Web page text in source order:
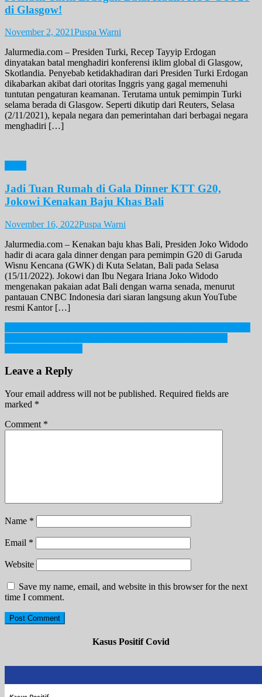
di Glasgow!
November 2, 2021Puspa Warni
Jalurmedia.com – Presiden Turki, Recep Tayyip Erdogan
dinyatakan batal menghadiri konferensi iklim global di Glasgow,
Skotlandia. Penyebab ketidakhadiran dari Presiden Turki Erdogan
dikabarkan akibat dari otoritas Inggris yang gagal memenuhi
tuntutan pengaturan keamanan. Terutama untuk pemimpin Turki
selama berada di Glasgow. Seperti dikutip dari Reuters, Selasa
(2/11/2021), kepala negara dan pemerintahan dari berbagai negara
menghadiri […]
Jadi Tuan Rumah di Gala Dinner KTT G20,
Jokowi Kenakan Baju Khas Bali
November 16, 2022Puspa Warni
Jalurmedia.com – Kenakan baju khas Bali, Presiden Joko Widodo
hadir di acara gala dinner dengan para pemimpin G20 di Garuda
Wisnu Kencana (GWK) di Kuta Selatan, Bali pada Selasa
(15/11/2022). Jokowi dan Ibu Negara Iriana Joko Widodo
mengenakan pakaian adat Bali dengan warna senada, menurut
pantauan CNBC Indonesia dari siaran langsung akun YouTube
resmi Kantor […]
Post
navigation
Leave a Reply
Your email address will not be published. Required fields are
marked *
Comment *
Name *
Email *
Website
Save my name, email, and website in this browser for the next
time I comment.
Kasus Positif Covid